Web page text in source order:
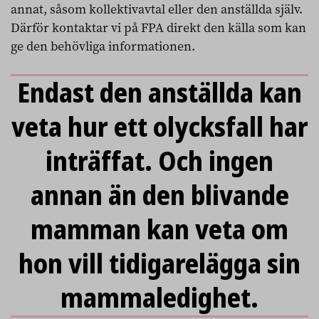
annat, såsom kollektivavtal eller den anställda själv.
Därför kontaktar vi på FPA direkt den källa som kan
ge den behövliga informationen.
Endast den anställda kan
veta hur ett olycksfall har
inträffat. Och ingen
annan än den blivande
mamman kan veta om
hon vill tidigarelägga sin
mammaledighet.